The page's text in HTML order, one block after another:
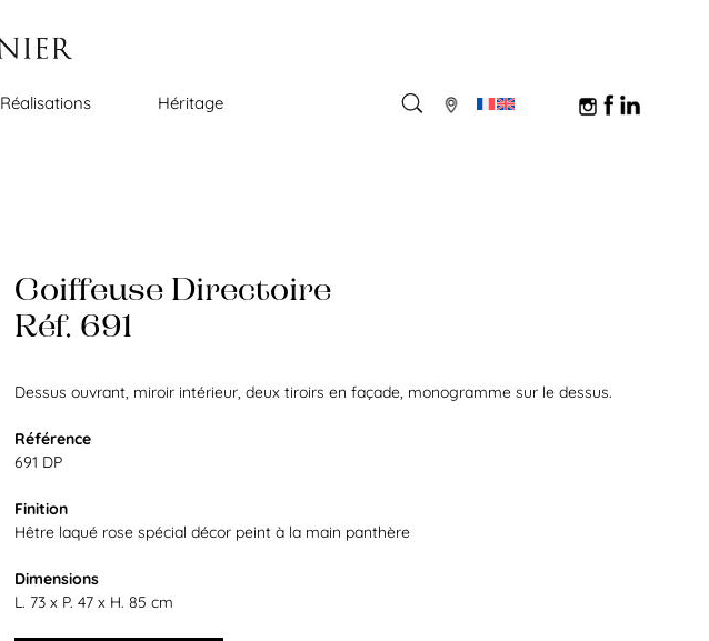
Réalisations Héritage
Coiffeuse Directoire
Réf. 691
Dessus ouvrant, miroir intérieur, deux tiroirs en façade, monogramme sur le dessus.
Référence
691 DP
Finition
Hêtre laqué rose spécial décor peint à la main panthère
Dimensions
L. 73 x P. 47 x H. 85 cm